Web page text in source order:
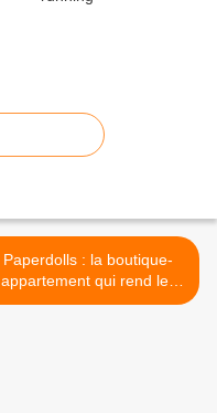
Paperdolls : la boutique-
appartement qui rend les
filles encore plus jolies >